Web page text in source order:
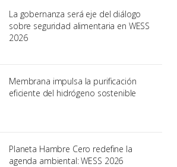
La gobernanza será eje del diálogo
sobre seguridad alimentaria en WESS
2026
Membrana impulsa la purificación
eficiente del hidrógeno sostenible
Planeta Hambre Cero redefine la
agenda ambiental: WESS 2026